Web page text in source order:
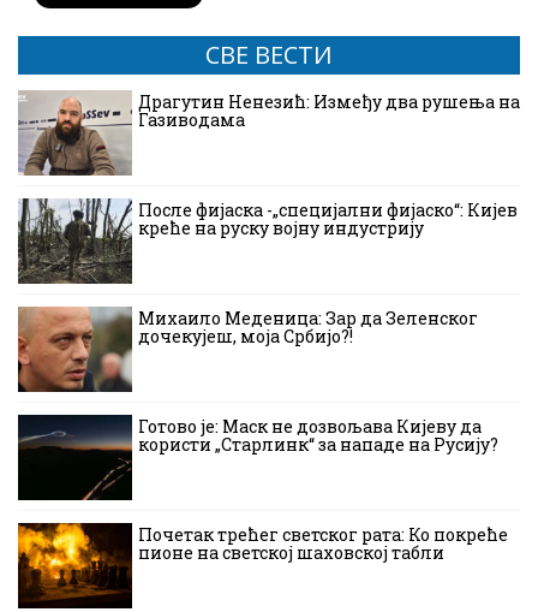
СВЕ ВЕСТИ
Драгутин Ненезић: Између два рушења на
Газиводама
После фијаска -„специјални фијаско“: Кијев
креће на руску војну индустрију
Михаило Меденица: Зар да Зеленског
дочекујеш, моја Србијо?!
Готово је: Маск не дозвољава Кијеву да
користи „Старлинк“ за нападе на Русију?
Почетак трећег светског рата: Ко покреће
пионе на светској шаховској табли